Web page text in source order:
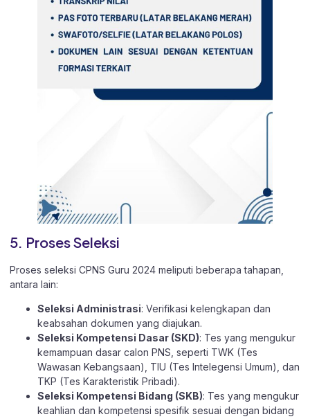
5. Proses Seleksi
Proses seleksi CPNS Guru 2024 meliputi beberapa tahapan,
antara lain:
Seleksi Administrasi: Verifikasi kelengkapan dan
keabsahan dokumen yang diajukan.
Seleksi Kompetensi Dasar (SKD): Tes yang mengukur
kemampuan dasar calon PNS, seperti TWK (Tes
Wawasan Kebangsaan), TIU (Tes Intelegensi Umum), dan
TKP (Tes Karakteristik Pribadi).
Seleksi Kompetensi Bidang (SKB): Tes yang mengukur
keahlian dan kompetensi spesifik sesuai dengan bidang